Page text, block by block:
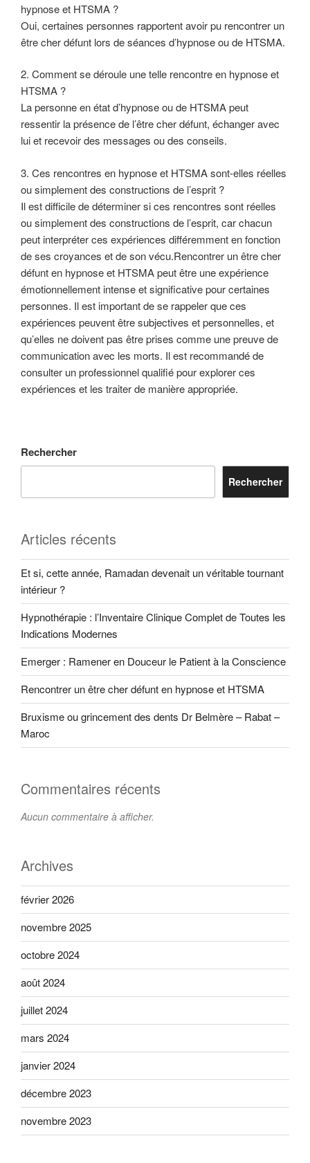
hypnose et HTSMA ?
Oui, certaines personnes rapportent avoir pu rencontrer un
être cher défunt lors de séances d’hypnose ou de HTSMA.
2. Comment se déroule une telle rencontre en hypnose et
HTSMA ?
La personne en état d’hypnose ou de HTSMA peut
ressentir la présence de l’être cher défunt, échanger avec
lui et recevoir des messages ou des conseils.
3. Ces rencontres en hypnose et HTSMA sont-elles réelles
ou simplement des constructions de l’esprit ?
Il est difficile de déterminer si ces rencontres sont réelles
ou simplement des constructions de l’esprit, car chacun
peut interpréter ces expériences différemment en fonction
de ses croyances et de son vécu.Rencontrer un être cher
défunt en hypnose et HTSMA peut être une expérience
émotionnellement intense et significative pour certaines
personnes. Il est important de se rappeler que ces
expériences peuvent être subjectives et personnelles, et
qu’elles ne doivent pas être prises comme une preuve de
communication avec les morts. Il est recommandé de
consulter un professionnel qualifié pour explorer ces
expériences et les traiter de manière appropriée.
Rechercher
Rechercher
Articles récents
Et si, cette année, Ramadan devenait un véritable tournant
intérieur ?
Hypnothérapie : l’Inventaire Clinique Complet de Toutes les
Indications Modernes
Emerger : Ramener en Douceur le Patient à la Conscience
Rencontrer un être cher défunt en hypnose et HTSMA
Bruxisme ou grincement des dents Dr Belmère – Rabat –
Maroc
Commentaires récents
Aucun commentaire à afficher.
Archives
février 2026
novembre 2025
octobre 2024
août 2024
juillet 2024
mars 2024
janvier 2024
décembre 2023
novembre 2023